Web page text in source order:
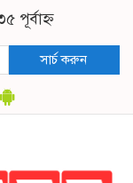
পূর্বাহ্ন
সার্চ করুন